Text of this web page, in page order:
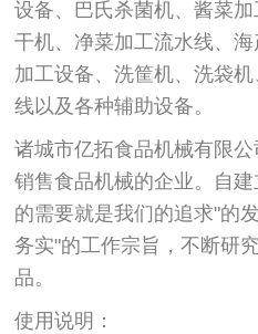
设备、巴氏杀菌机、酱菜
干机、净菜加工流水线、
加工设备、洗筐机、洗袋
线以及各种辅助设备。
诸城市亿拓食品机械有限
销售食品机械的企业。自
的需要就是我们的追求"的
务实"的工作宗旨，不断研
品。
使用说明：